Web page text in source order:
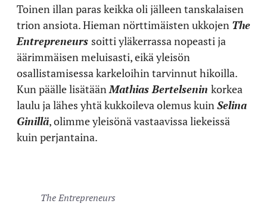
Toinen illan paras keikka oli jälleen tanskalaisen
trion ansiota. Hieman nörttimäisten ukkojen The
Entrepreneurs soitti yläkerrassa nopeasti ja
äärimmäisen meluisasti, eikä yleisön
osallistamisessa karkeloihin tarvinnut hikoilla.
Kun päälle lisätäänMathias Bertelsenin korkea
laulu ja lähes yhtä kukkoileva olemus kuinSelina
Ginillä, olimme yleisönä vastaavissa liekeissä
kuin perjantaina.
The Entrepreneurs